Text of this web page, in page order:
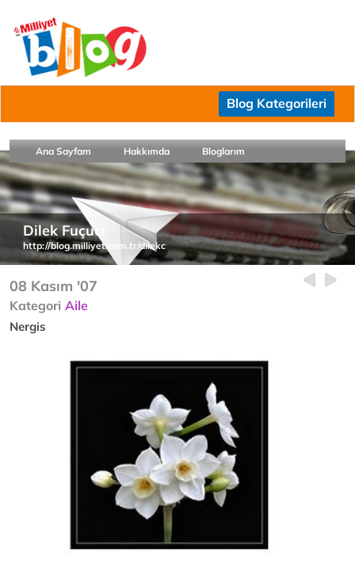
Blog Kategorileri
Ana Sayfam Hakkımda Bloglarım
Dilek Fuçucı
http://blog.milliyet.com.tr/dilekc
08 Kasım '07
Kategori Aile
Nergis